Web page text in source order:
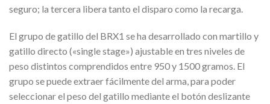
seguro; la tercera libera tanto el disparo como la recarga.
El grupo de gatillo del BRX1 se ha desarrollado con martillo y
gatillo directo («single stage») ajustable en tres niveles de
peso distintos comprendidos entre 950 y 1500 gramos. El
grupo se puede extraer fácilmente del arma, para poder
seleccionar el peso del gatillo mediante el botón deslizante